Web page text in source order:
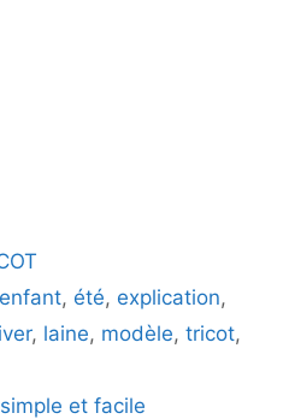
enfant, été, explication,
, laine, modèle, tricot,
et facile